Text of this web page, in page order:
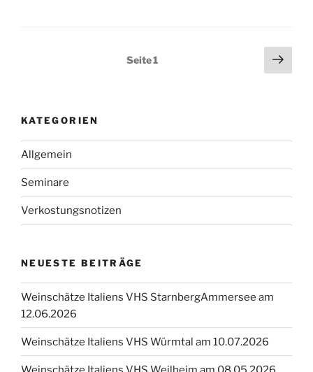
Seitennummerierung
Seite1
KATEGORIEN
Allgemein
Seminare
Verkostungsnotizen
NEUESTE BEITRÄGE
Weinschätze Italiens VHS StarnbergAmmersee am
12.06.2026
Weinschätze Italiens VHS Würmtal am 10.07.2026